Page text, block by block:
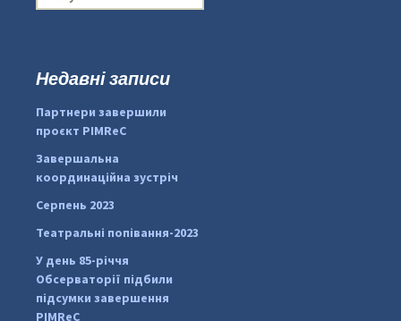
#PipIvanToday
pimrec_project
о
:Недавні записи
Партнери завершили
проєкт PIMReC
Завершальна
координаційна зустріч
Серпень 2023
Театральні попівання-2023
У день 85-річчя
Обсерваторії підбили
підсумки завершення
PIMReC